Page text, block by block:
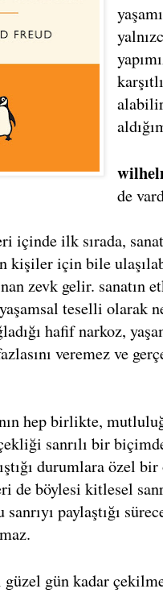
de
içinde ilk sırada,
kişiler için bile
zevk gelir. sanatın
teselli olarak
hafif narkoz,
veremez ve
hep birlikte,
sanrılı bir
durumlara özel
de böylesi kitlesel
paylaştığı
gün kadar